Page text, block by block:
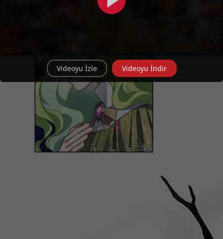
Videoyu İzle Videoyu İndir